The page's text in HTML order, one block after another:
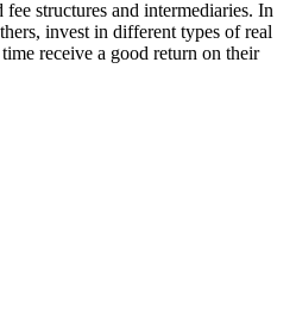
structures and intermediaries. In
invest in different types of real
receive a good return on their